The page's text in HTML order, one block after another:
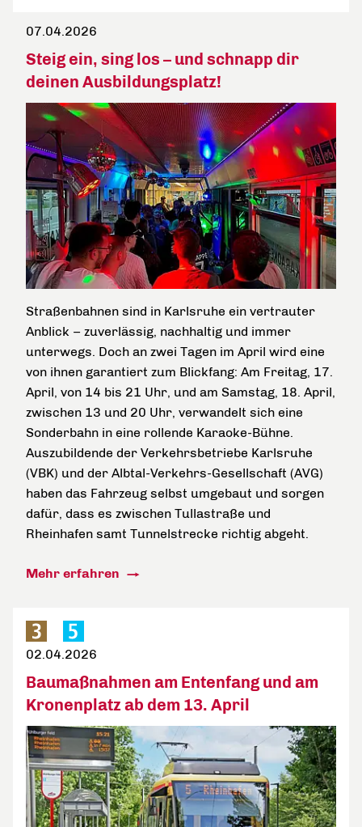
07.04.2026
Steig ein, sing los – und schnapp dir
deinen Ausbildungsplatz!
Straßenbahnen sind in Karlsruhe ein vertrauter
Anblick – zuverlässig, nachhaltig und immer
unterwegs. Doch an zwei Tagen im April wird eine
von ihnen garantiert zum Blickfang: Am Freitag, 17.
April, von 14 bis 21 Uhr, und am Samstag, 18. April,
zwischen 13 und 20 Uhr, verwandelt sich eine
Sonderbahn in eine rollende Karaoke-Bühne.
Auszubildende der Verkehrsbetriebe Karlsruhe
(VBK) und der Albtal-Verkehrs-Gesellschaft (AVG)
haben das Fahrzeug selbst umgebaut und sorgen
dafür, dass es zwischen Tullastraße und
Rheinhafen samt Tunnelstrecke richtig abgeht.
Mehr erfahren
02.04.2026
Baumaßnahmen am Entenfang und am
Kronenplatz ab dem 13. April